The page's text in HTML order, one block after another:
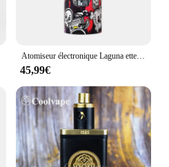
Atomiseur électronique Laguna ette Hookah Shisha Vapor Storm Bypass, Box Mod TC TCR Hawk, 6ml Mesh Coil, 0.2ohm, Vape Ephysiquement, 200W
45,99€